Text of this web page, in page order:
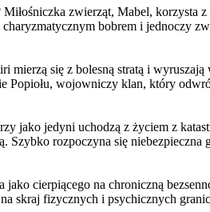
zwierząt, Mabel, korzysta
bobrem i jednoczy
mierzą się z bolesną stratą i
wojowniczy klan, który
jako jedyni uchodzą z życiem z
rozpoczyna się niebezpieczna
cierpiącego na chroniczną
skraj fizycznych i psychicznych